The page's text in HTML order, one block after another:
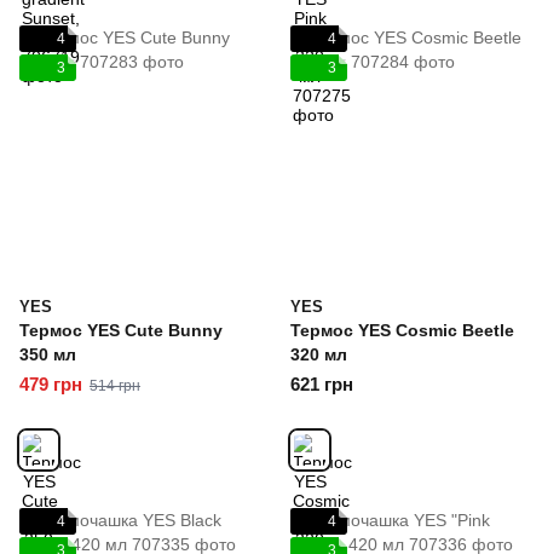
4
3
YES
Термос YES Cute Bunny
350 мл
479 грн 514 грн
4
3
YES
Термос YES Сosmic Beetle
320 мл
621 грн
4
3
4
3